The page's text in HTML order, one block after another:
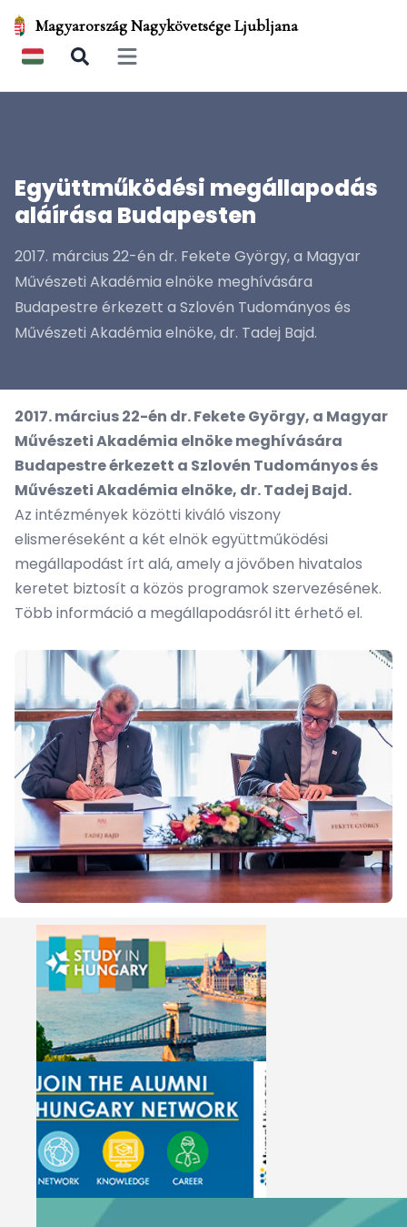
Magyarország Nagykövetsége Ljubljana
Open main menu
Együttműködési megállapodás
aláírása Budapesten
2017. március 22-én dr. Fekete György, a Magyar
Művészeti Akadémia elnöke meghívására
Budapestre érkezett a Szlovén Tudományos és
Művészeti Akadémia elnöke, dr. Tadej Bajd.
2017. március 22-én dr. Fekete György, a Magyar
Művészeti Akadémia elnöke meghívására
Budapestre érkezett a Szlovén Tudományos és
Művészeti Akadémia elnöke, dr. Tadej Bajd.
Az intézmények közötti kiváló viszony
elismeréseként a két elnök együttműködési
megállapodást írt alá, amely a jövőben hivatalos
keretet biztosít a közös programok szervezésének.
Több információ a megállapodásról itt érhető el.